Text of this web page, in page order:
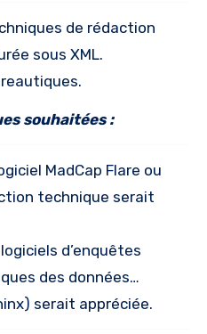
de rédaction
sous XML.
souhaitées :
MadCap Flare ou
technique serait
d’enquêtes
des données…
serait appréciée.